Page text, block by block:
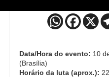
Data/Hora do evento: 10
(Brasília)
Horário da luta (aprox.):